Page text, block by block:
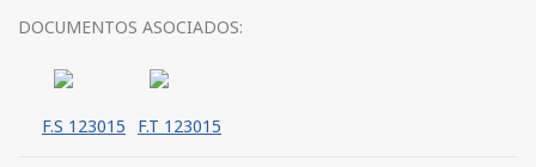
DOCUMENTOS ASOCIADOS:
F.S 123015 F.T 123015